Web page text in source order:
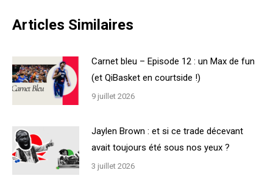
Articles Similaires
Carnet bleu – Episode 12 : un Max de fun
(et QiBasket en courtside !)
9 juillet 2026
Jaylen Brown : et si ce trade décevant
avait toujours été sous nos yeux ?
3 juillet 2026